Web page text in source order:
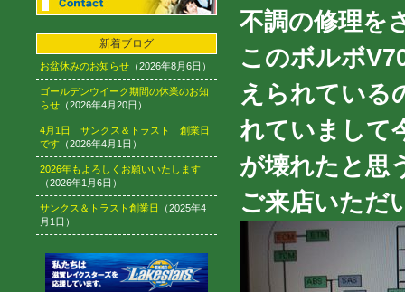
新着ブログ
お盆休みのお知らせ （2026年8月6日）
ゴールデンウイーク期間の休業のお知
らせ （2026年4月20日）
4月1日 サンクス＆トラスト 創業日
です （2026年4月1日）
2026年もよろしくお願いいたします
（2026年1月6日）
サンクス＆トラスト創業日
（2025年4
月1日）
不調の修理を
このボルボ
えられている
れていまして
が壊れたと思
ご来店いただ